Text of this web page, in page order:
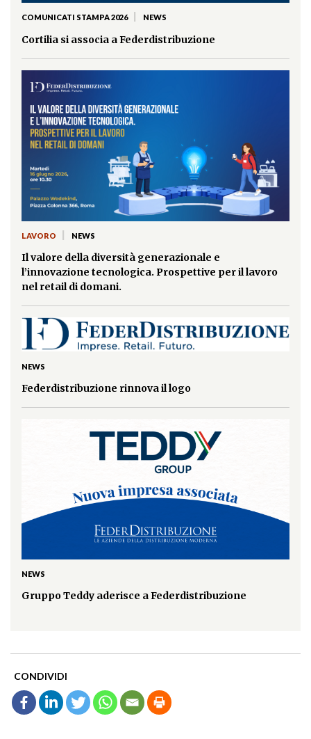
COMUNICATI STAMPA 2026 NEWS
Cortilia si associa a Federdistribuzione
LAVORO NEWS
Il valore della diversità generazionale e
l’innovazione tecnologica. Prospettive per il lavoro
nel retail di domani.
NEWS
Federdistribuzione rinnova il logo
NEWS
Gruppo Teddy aderisce a Federdistribuzione
CONDIVIDI